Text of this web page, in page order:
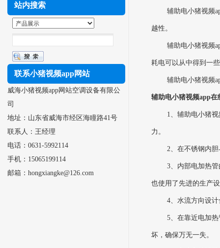
辅助电小猪视频
越性。
辅助电小猪视频
耗电可以从中得到一些
辅助电小猪视频
辅助电小猪视频app
1、辅助电小
力。
2、在不锈钢内
3、内部电加
也使用了先进的生产设备
4、水流方向设计
5、在靠近电加
坏，确保万无一失。
站内搜索
联系小猪视频app网站
威海小猪视频app网站空调设备有限公
司
地址：山东省威海市经区海瞳路41号
联系人：王经理
电话：0631-5992114
手机：15065199114
邮箱：hongxiangke@126.com